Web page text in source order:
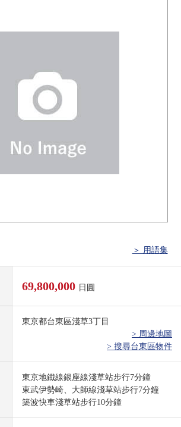
＞ 用語集
69,800,000 日圓
東京都台東區淺草3丁目
> 周邊地圖
> 搜尋台東區物件
東京地鐵線銀座線淺草站步行7分鐘
東武伊勢崎、大師線淺草站步行7分鐘
築波快車淺草站步行10分鐘